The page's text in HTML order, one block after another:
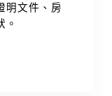
明文件、房
。